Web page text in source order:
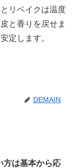
リベイクは温度
と香りを戻せま
定します。
DEMAIN
方は基本から応